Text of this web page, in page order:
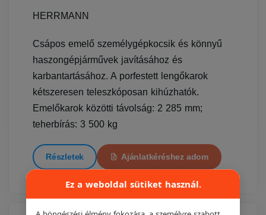
HERRMANN
Csápos emelő személygépkocsik és könnyű
haszongépjárművek javításához és
karbantartásához. A porfestett lengőkarok
kétszeresen teleszkóposan kihúzhatók.
Emelőkarok közötti távolság: 2 285 mm;
teherbírás: 3 500 kg
Részletek Ajánlatkéréshez adom
Ez a weboldal sütiket használ.